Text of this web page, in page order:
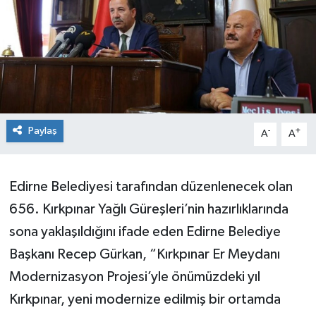
Paylaş A- A+
Edirne Belediyesi tarafından düzenlenecek olan
656. Kırkpınar Yağlı Güreşleri’nin hazırlıklarında
sona yaklaşıldığını ifade eden Edirne Belediye
Başkanı Recep Gürkan, “Kırkpınar Er Meydanı
Modernizasyon Projesi’yle önümüzdeki yıl
Kırkpınar, yeni modernize edilmiş bir ortamda
Ekonomi
Sağlık
Yaşam